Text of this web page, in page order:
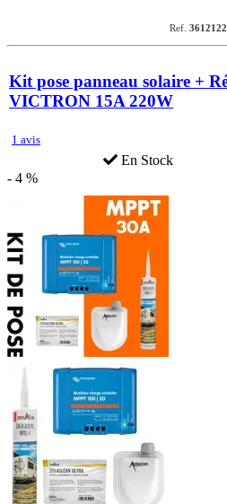
Ref.
Kit pose panneau solaire +
VICTRON 15A 220W
1 avis
En Stock
- 4 %